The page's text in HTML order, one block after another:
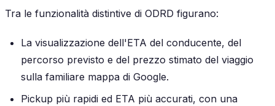
Tra le funzionalità distintive di ODRD figurano:
La visualizzazione dell'ETA del conducente, del
percorso previsto e del prezzo stimato del viaggio
sulla familiare mappa di Google.
Pickup più rapidi ed ETA più accurati, con una